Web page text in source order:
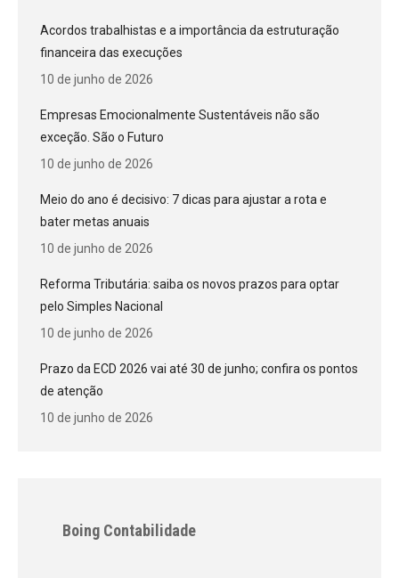
Acordos trabalhistas e a importância da estruturação
financeira das execuções
10 de junho de 2026
Empresas Emocionalmente Sustentáveis não são
exceção. São o Futuro
10 de junho de 2026
Meio do ano é decisivo: 7 dicas para ajustar a rota e
bater metas anuais
10 de junho de 2026
Reforma Tributária: saiba os novos prazos para optar
pelo Simples Nacional
10 de junho de 2026
Prazo da ECD 2026 vai até 30 de junho; confira os pontos
de atenção
10 de junho de 2026
Boing Contabilidade